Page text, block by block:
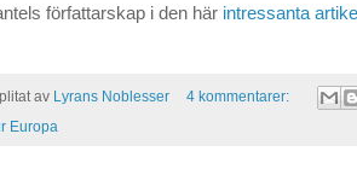
författarskap i den här intressanta
av Lyrans Noblesser
4 kommentarer:
Europa